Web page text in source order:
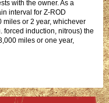
with the owner. As a
interval for Z-ROD
miles or 2 year, whichever
forced induction, nitrous) the
miles or one year,